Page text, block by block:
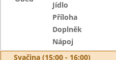
Jídlo
Příloha
Doplněk
Nápoj
Svačina (15:00 - 16:00)